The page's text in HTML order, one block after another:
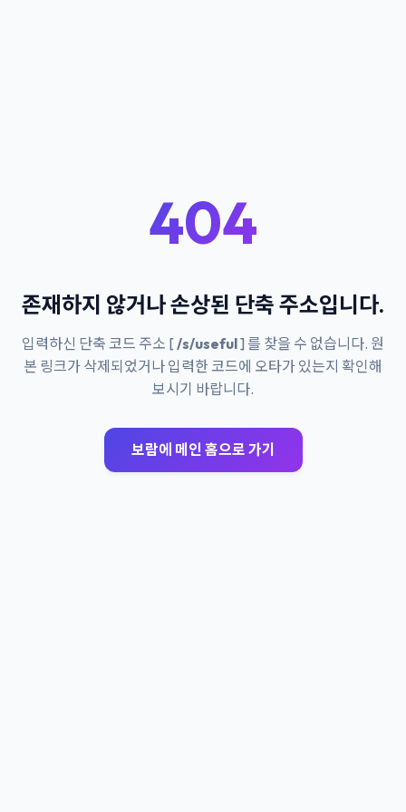
404
존재하지 않거나 손상된 단축 주소입니다.
입력하신 단축 코드 주소 [/s/useful] 를 찾을 수 없습니다. 원
본 링크가 삭제되었거나 입력한 코드에 오타가 있는지 확인해
보시기 바랍니다.
보람에 메인 홈으로 가기